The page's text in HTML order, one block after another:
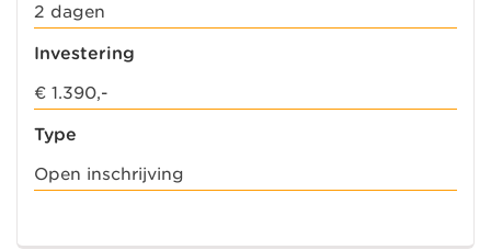
2 dagen
Investering
€ 1.390,-
Type
Open inschrijving